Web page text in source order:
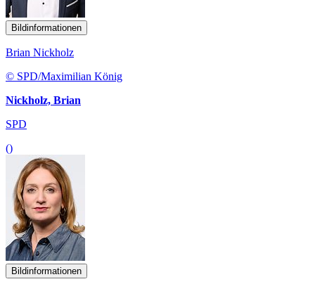
Bildinformationen
Brian Nickholz
© SPD/Maximilian König
Nickholz, Brian
SPD
()
Bildinformationen